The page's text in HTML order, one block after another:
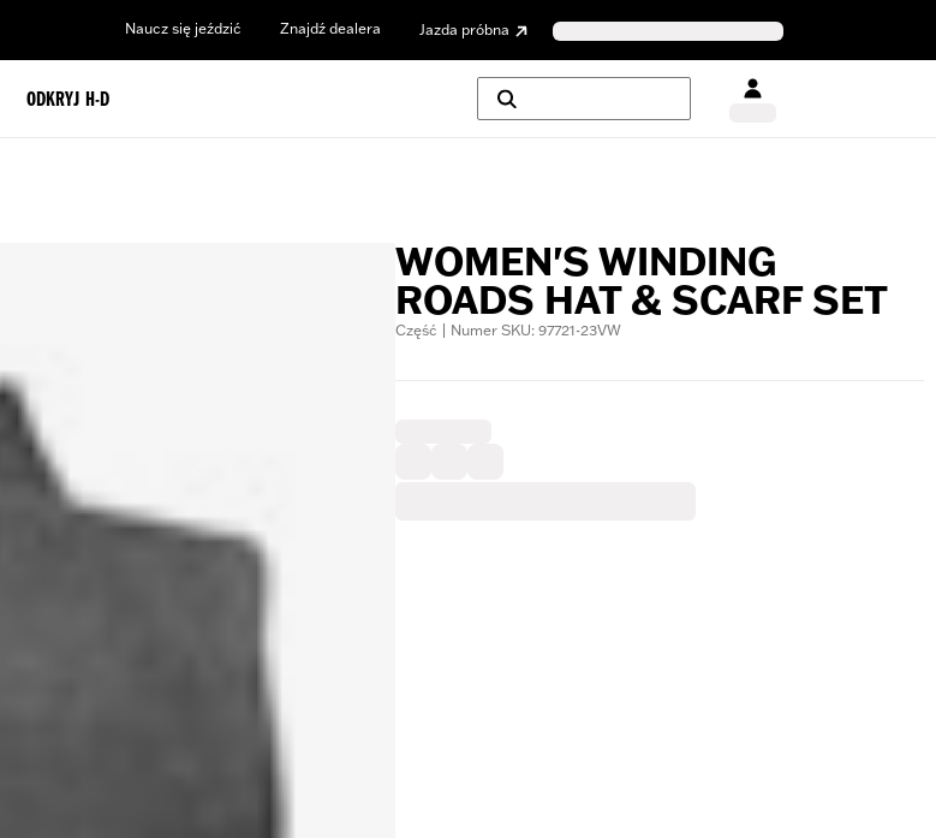
Naucz się jeździć Znajdź dealera Jazda próbna
ODKRYJ H-D
WOMEN'S WINDING
ROADS HAT & SCARF SET
Część | Numer SKU: 97721-23VW